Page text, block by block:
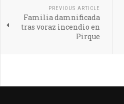
PREVIOUS ARTICLE
Familia damnificada
tras voraz incendio en
Pirque